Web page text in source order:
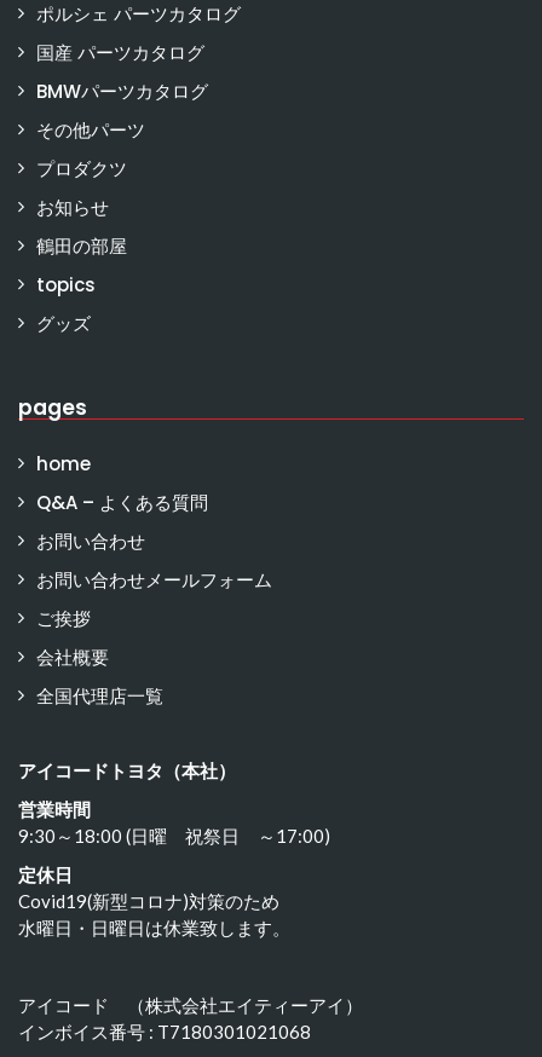
ポルシェ パーツカタログ
国産 パーツカタログ
BMWパーツカタログ
その他パーツ
プロダクツ
お知らせ
鶴田の部屋
topics
グッズ
pages
home
Q&A – よくある質問
お問い合わせ
お問い合わせメールフォーム
ご挨拶
会社概要
全国代理店一覧
アイコードトヨタ（本社）
営業時間
9:30～18:00 (日曜 祝祭日 ～17:00)
定休日
Covid19(新型コロナ)対策のため
水曜日・日曜日は休業致します。
アイコード （株式会社エイティーアイ）
インボイス番号 : T7180301021068